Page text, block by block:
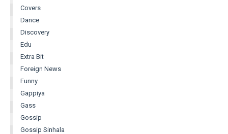
Covers
Dance
Discovery
Edu
Extra Bit
Foreign News
Funny
Gappiya
Gass
Gossip
Gossip Sinhala